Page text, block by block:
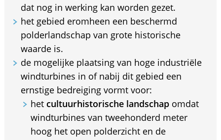
dat nog in werking kan worden gezet.
het gebied eromheen een beschermd
polderlandschap van grote historische
waarde is.
de mogelijke plaatsing van hoge industriële
windturbines in of nabij dit gebied een
ernstige bedreiging vormt voor:
het cultuurhistorische landschapomdat
windturbines van tweehonderd meter
hoog het open polderzicht en de